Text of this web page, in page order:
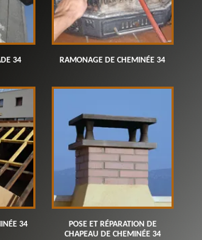
34 RAMONAGE DE CHEMINÉE 34
34
POSE ET RÉPARATION DE
CHAPEAU DE CHEMINÉE 34